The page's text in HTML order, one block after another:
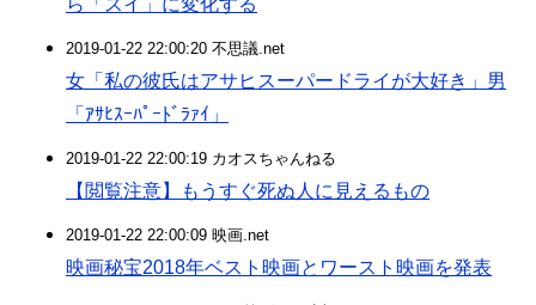
ら「スイ」に変化する
2019-01-22 22:00:20 不思議.net
女「私の彼氏はアサヒスーパードライが大好き」男
「ｱｻﾋｽｰﾊﾟｰﾄﾞﾗｧｲ」
2019-01-22 22:00:19 カオスちゃんねる
【閲覧注意】もうすぐ死ぬ人に見えるもの
2019-01-22 22:00:09 映画.net
映画秘宝2018年ベスト映画とワースト映画を発表